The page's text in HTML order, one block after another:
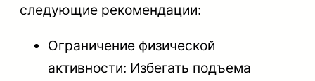
следующие рекомендации:
Ограничение физической
активности: Избегать подъема